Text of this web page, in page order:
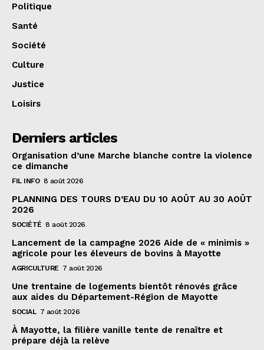
Politique
Santé
Société
Culture
Justice
Loisirs
Derniers articles
Organisation d’une Marche blanche contre la violence
ce dimanche
FIL INFO 8 août 2026
PLANNING DES TOURS D’EAU DU 10 AOÛT AU 30 AOÛT
2026
SOCIÉTÉ 8 août 2026
Lancement de la campagne 2026 Aide de « minimis »
agricole pour les éleveurs de bovins à Mayotte
AGRICULTURE 7 août 2026
Une trentaine de logements bientôt rénovés grâce
aux aides du Département-Région de Mayotte
SOCIAL 7 août 2026
À Mayotte, la filière vanille tente de renaître et
prépare déjà la relève